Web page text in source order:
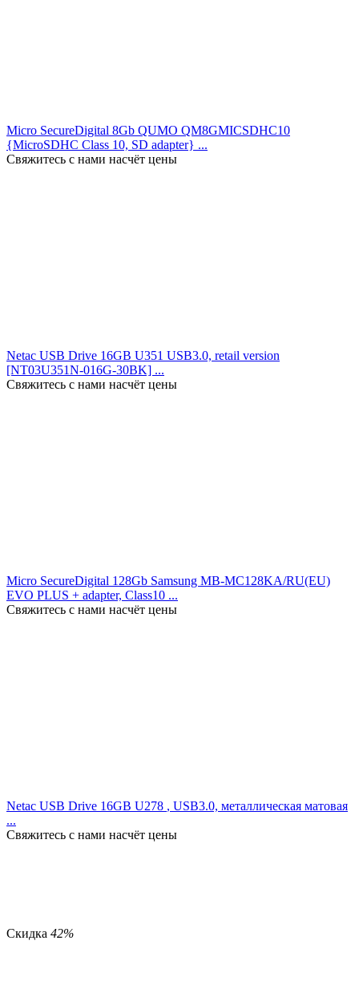
Micro SecureDigital 8Gb QUMO QM8GMICSDHC10
{MicroSDHC Class 10, SD adapter} ...
Свяжитесь с нами насчёт цены
Netac USB Drive 16GB U351 USB3.0, retail version
[NT03U351N-016G-30BK] ...
Свяжитесь с нами насчёт цены
Micro SecureDigital 128Gb Samsung MB-MC128KA/RU(EU)
EVO PLUS + adapter, Class10 ...
Свяжитесь с нами насчёт цены
Netac USB Drive 16GB U278 , USB3.0, металлическая матовая
...
Свяжитесь с нами насчёт цены
Скидка 42%